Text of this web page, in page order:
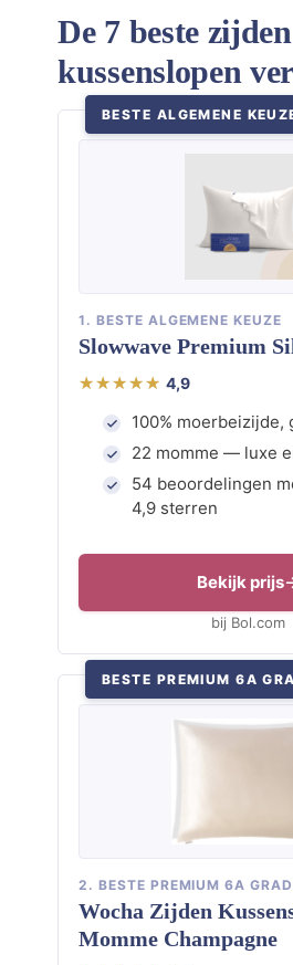
De 7 beste zijden
kussenslopen
BESTE ALGEMENE
1. BESTE ALGEMENE KEUZE
Slowwave Premium
4,9
100% moerbeizijde,
22 momme — luxe
54 beoordelingen
4,9 sterren
Bekijk prijs
bij Bol.com
BESTE PREMIUM 6A
2. BESTE PREMIUM 6A
Wocha Zijden
Momme Champagne